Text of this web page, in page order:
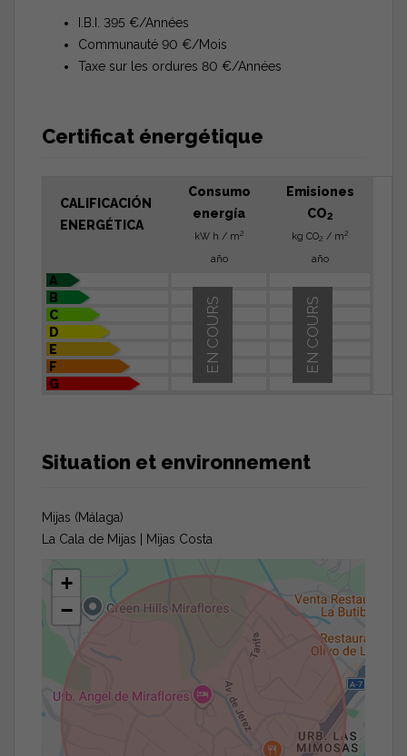
I.B.I. 395 €/Années
Communauté 90 €/Mois
Taxe sur les ordures 80 €/Années
Certificat énergétique
CALIFICACIÓN
ENERGÉTICA
Consumo
energía
kW h / m2
año
Emisiones
CO2
kg CO2 / m2
año
A
B
C
D
E
F
G
EN COURS
EN COURS
Situation et environnement
Mijas (Málaga)
La Cala de Mijas | Mijas Costa
+
−